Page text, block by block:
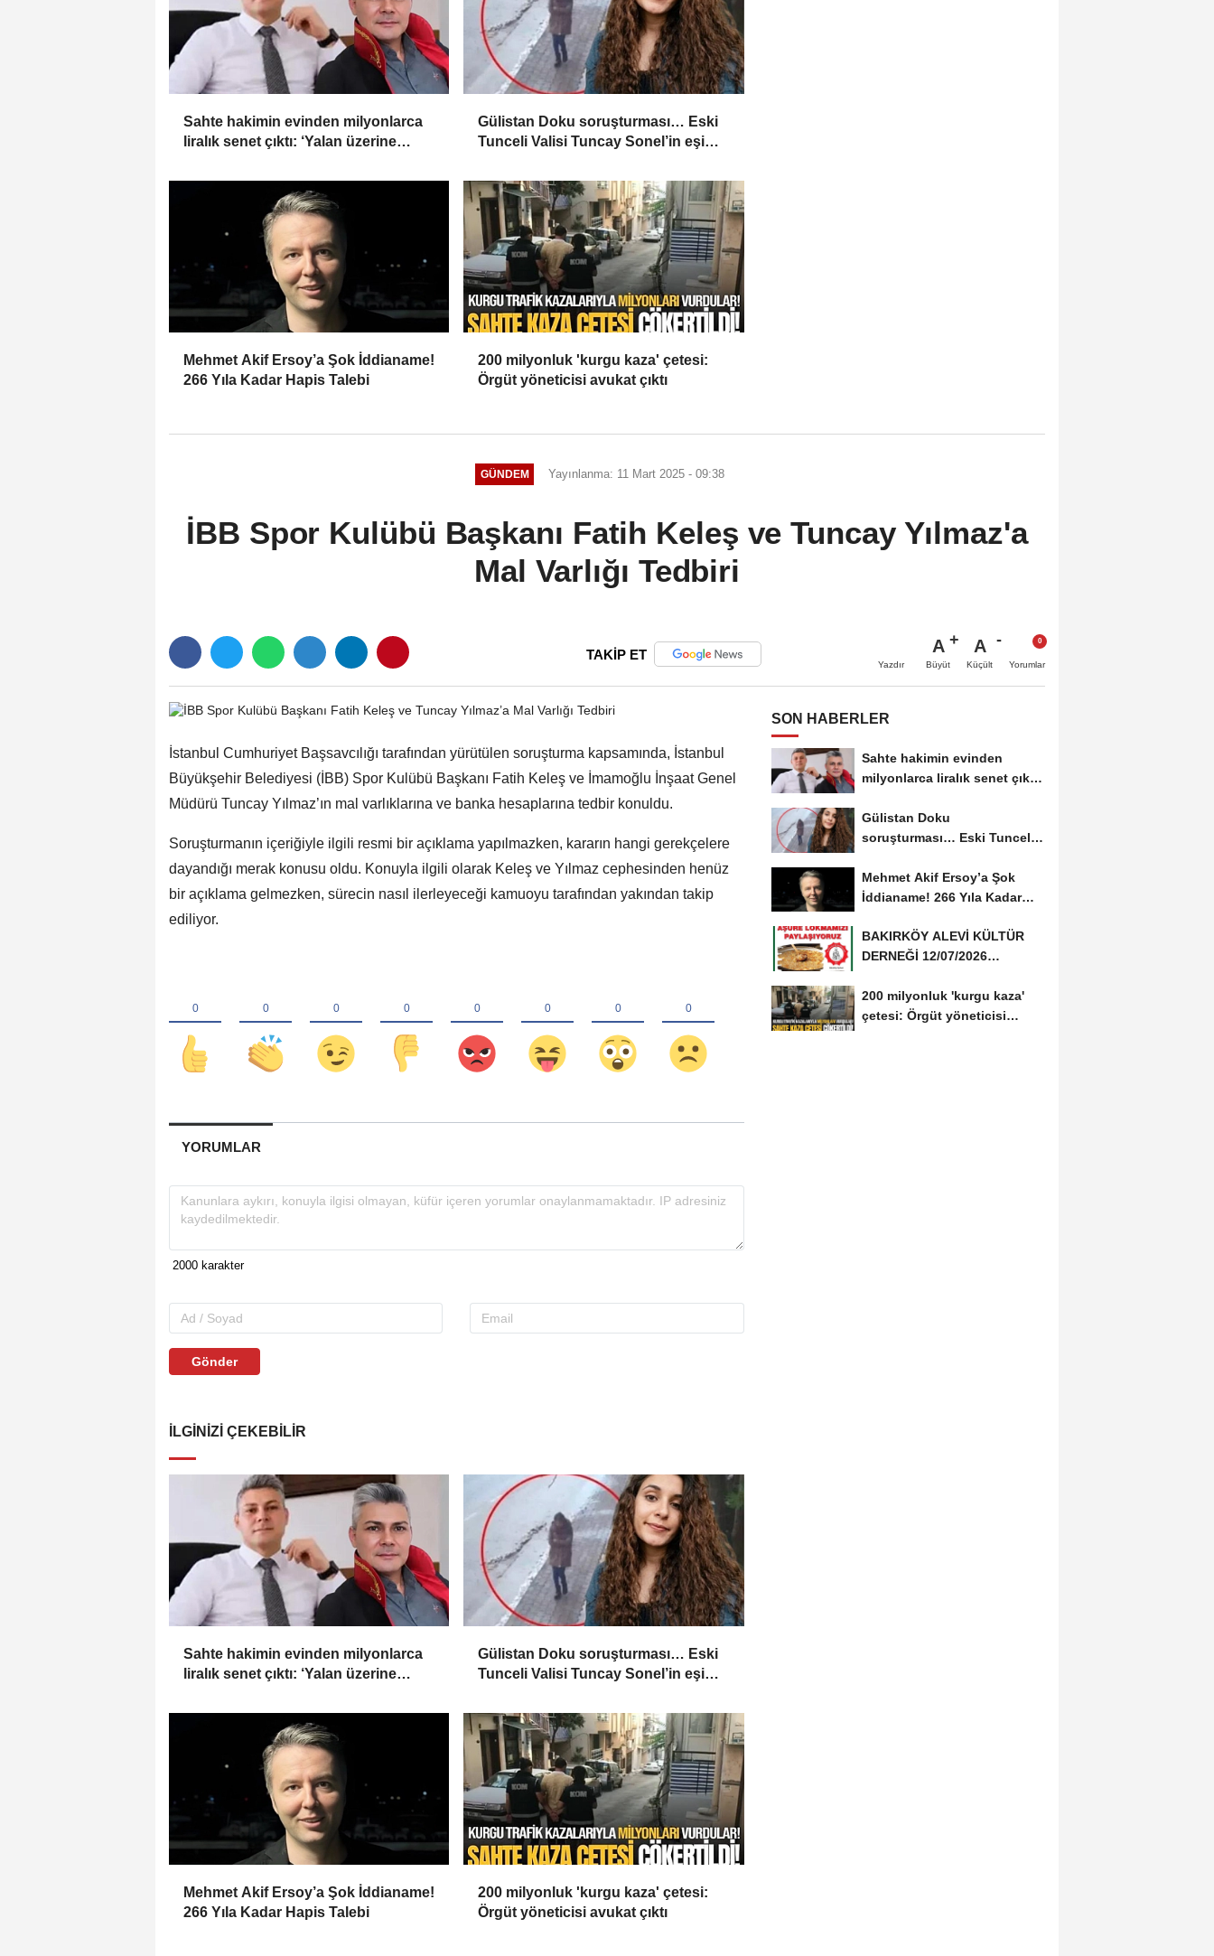
Sahte hakimin evinden milyonlarca
liralık senet çıktı: ‘Yalan üzerine
Gülistan Doku soruşturması… Eski
Tunceli Valisi Tuncay Sonel’in eşi
Mehmet Akif Ersoy’a Şok İddianame!
266 Yıla Kadar Hapis Talebi
200 milyonluk 'kurgu kaza' çetesi:
Örgüt yöneticisi avukat çıktı
GÜNDEM Yayınlanma: 11 Mart 2025 - 09:38
İBB Spor Kulübü Başkanı Fatih Keleş ve Tuncay Yılmaz'a
Mal Varlığı Tedbiri
TAKİP ET
Yazdır
A
Büyüt
A
Küçült Yorumlar
İstanbul Cumhuriyet Başsavcılığı tarafından yürütülen soruşturma kapsamında, İstanbul
Büyükşehir Belediyesi (İBB) Spor Kulübü Başkanı Fatih Keleş ve İmamoğlu İnşaat Genel
Müdürü Tuncay Yılmaz’ın mal varlıklarına ve banka hesaplarına tedbir konuldu.
Soruşturmanın içeriğiyle ilgili resmi bir açıklama yapılmazken, kararın hangi gerekçelere
dayandığı merak konusu oldu. Konuyla ilgili olarak Keleş ve Yılmaz cephesinden henüz
bir açıklama gelmezken, sürecin nasıl ilerleyeceği kamuoyu tarafından yakından takip
ediliyor.
YORUMLAR
Gönder
İLGINIZI ÇEKEBILIR
Sahte hakimin evinden milyonlarca
liralık senet çıktı: ‘Yalan üzerine
Gülistan Doku soruşturması… Eski
Tunceli Valisi Tuncay Sonel’in eşi
Mehmet Akif Ersoy’a Şok İddianame!
266 Yıla Kadar Hapis Talebi
200 milyonluk 'kurgu kaza' çetesi:
Örgüt yöneticisi avukat çıktı
SON HABERLER
Sahte hakimin evinden
milyonlarca liralık senet çıktı:
Gülistan Doku
soruşturması… Eski Tunceli
Mehmet Akif Ersoy’a Şok
İddianame! 266 Yıla Kadar
BAKIRKÖY ALEVİ KÜLTÜR
DERNEĞİ 12/07/2026
DAVETİNE...
200 milyonluk 'kurgu kaza'
çetesi: Örgüt yöneticisi